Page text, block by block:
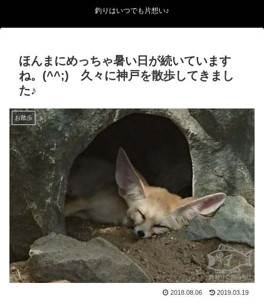
釣りはいつでも片想い♪
ほんまにめっちゃ暑い日が続いています
ね。(^^;) 久々に神戸を散歩してきまし
た♪
お散歩
2018.08.06 2019.03.19